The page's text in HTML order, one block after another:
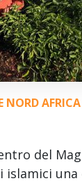
NORD AFRICA
del
islamici